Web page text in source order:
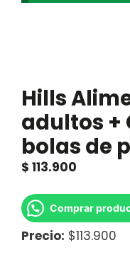
Hills
adultos +
bolas de
$ 113.900
Comprar
Precio: $113.900